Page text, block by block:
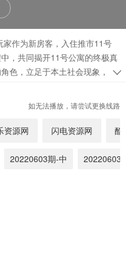
作为新房客，入住推市11号
，共同揭开11号公寓的终极真
色，立足于本土社会现象，展
如无法播放，请尝试更换线路
资源网 闪电资源网 酷
20220603期-中 20220603